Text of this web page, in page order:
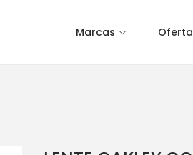
Marcas